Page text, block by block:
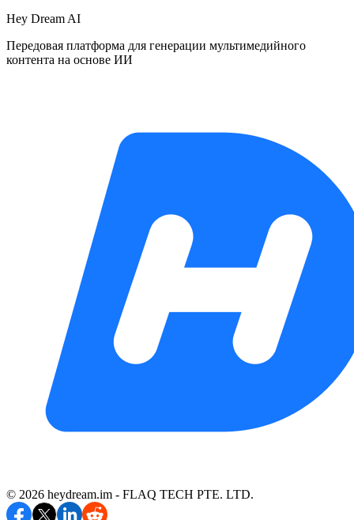
Hey Dream AI
Передовая платформа для генерации мультимедийного
контента на основе ИИ
©️ 2026 heydream.im - FLAQ TECH PTE. LTD.